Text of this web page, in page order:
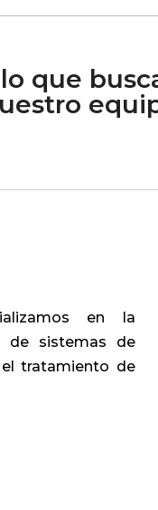
que
en la
de sistemas de
tratamiento de